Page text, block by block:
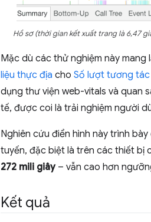
Hồ sơ (thời gian kết xuất trang là 6,47
Mặc dù các thử nghiệm này mang
liệu thực địa cho Số lượt tương
dụng thư viện web-vitals và quan
tế, được coi là trải nghiệm người
Nghiên cứu điển hình này trình
tuyến, đặc biệt là trên các thiết bị
272 mili giây– vẫn cao hơn
Kết quả